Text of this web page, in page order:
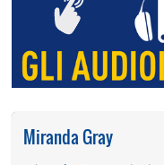
Miranda Gray